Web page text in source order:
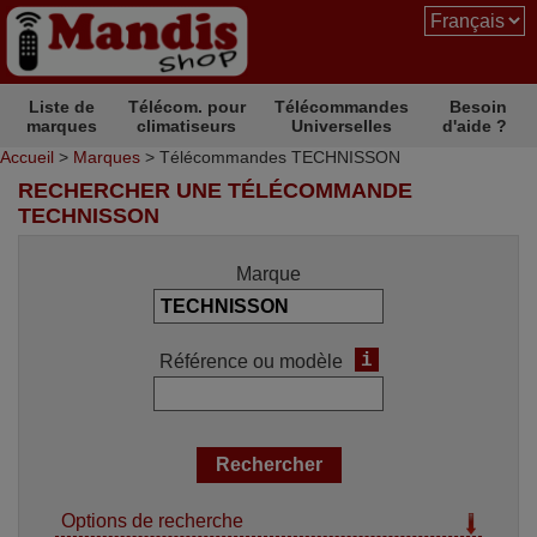
Liste de
marques
Télécom. pour
climatiseurs
Télécommandes
Universelles
Besoin
d'aide ?
Accueil > Marques > Télécommandes TECHNISSON
RECHERCHER UNE TÉLÉCOMMANDE
TECHNISSON
Marque
Référence ou modèle i
Options de recherche